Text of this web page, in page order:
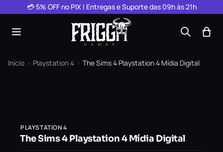
Pular para o conteúdo
💳 5% OFF no PIX | Entregas e Suporte das 09h às 21h
Início › Playstation 4 › The Sims 4 Playstation 4 Mídia Digital
PLAYSTATION 4
The Sims 4 Playstation 4 Mídia Digital